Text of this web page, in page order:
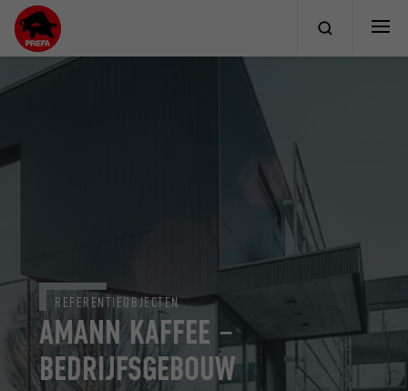
AMANN KAFFEE –
BEDRIJFSGEBOUW
REFERENTIEOBJECTEN